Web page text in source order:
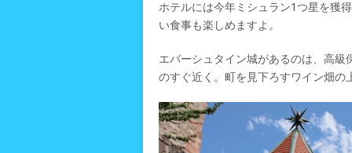
ホテルには今年ミシュラン1つ星を獲
い食事も楽しめますよ。
エバーシュタイン城があるのは、高
のすぐ近く。町を見下ろすワイン畑の